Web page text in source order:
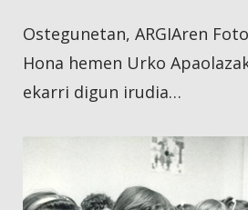
Ostegunetan, ARGIAren
Hona hemen Urko
ekarri digun irudia…